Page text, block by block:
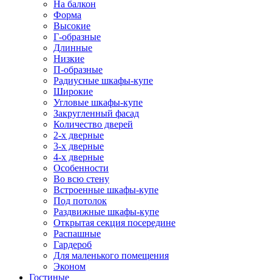
На балкон
Форма
Высокие
Г-образные
Длинные
Низкие
П-образные
Радиусные шкафы-купе
Широкие
Угловые шкафы-купе
Закругленный фасад
Количество дверей
2-х дверные
3-х дверные
4-х дверные
Особенности
Во всю стену
Встроенные шкафы-купе
Под потолок
Раздвижные шкафы-купе
Открытая секция посередине
Распашные
Гардероб
Для маленького помещения
Эконом
Гостиные